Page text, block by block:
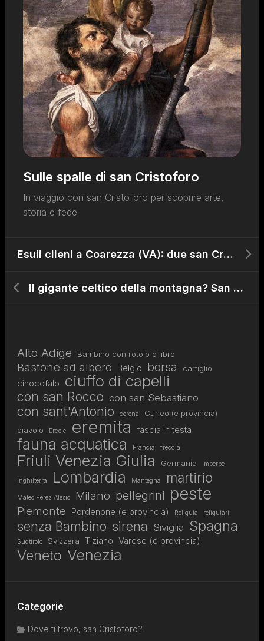
Sulle spalle di san Cristoforo
In viaggio con san Cristoforo per scoprire arte,
storia e fede
Esuli cileni a Coarezza (VA): due san Cristoforo contro peste e dittatura
Il gigante celtico della montagna? San Cristoforo a Tremosine sul Garda (BS)
Alto Adige Bambino con rotolo o libro
Bastone ad albero Belgio borsa cartiglio
cinocefalo ciuffo di capelli
con san Rocco con san Sebastiano
con sant'Antonio corona
Cuneo (e provincia)
diavolo
Ercole eremita fascia in testa
fauna acquatica Francia freccia
Friuli Venezia Giulia Germania Imberbe
Inghilterra Lombardia Mantegna martirio
Mateo Pérez Alesio Milano pellegrini peste
Piemonte Pordenone (e provincia) Reliquia reliquiari
senza Bambino sirena Siviglia Spagna
Sudtirolo Svizzera Tiziano Varese (e provincia)
Veneto Venezia
Categorie
Dove ti trovo, san Cristoforo?